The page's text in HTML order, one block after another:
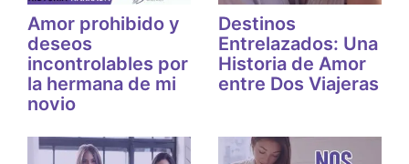
Amor prohibido y
deseos
incontrolables por
la hermana de mi
novio
Destinos
Entrelazados: Una
Historia de Amor
entre Dos Viajeras